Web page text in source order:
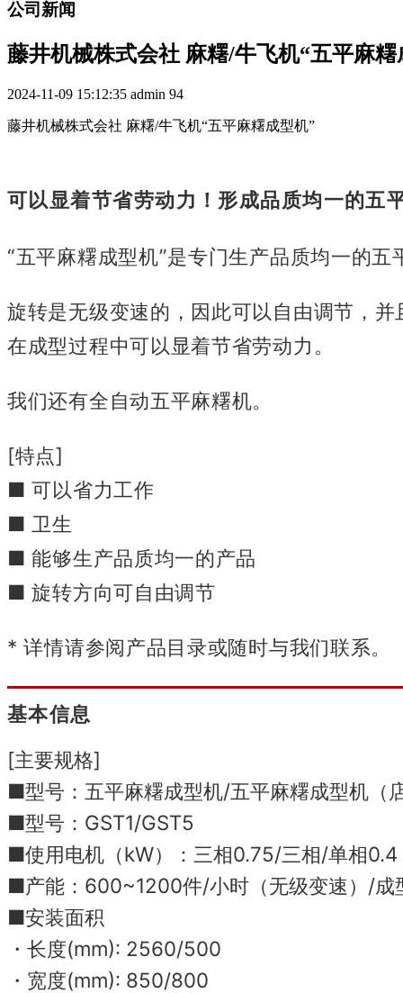
公司新闻
藤井机械株式会社 麻糬/牛飞机“五平麻糬
2024-11-09 15:12:35 admin 94
藤井机械株式会社 麻糬/牛飞机“五平麻糬成型机”
可以显着节省劳动力！形成品质均一的五
“五平麻糬成型机”是专门生产品质均一的五
旋转是无级变速的，因此可以自由调节，并
在成型过程中可以显着节省劳动力。
我们还有全自动五平麻糬机。
[特点]
■ 可以省力工作
■ 卫生
■ 能够生产品质均一的产品
■ 旋转方向可自由调节
* 详情请参阅产品目录或随时与我们联系。
基本信息
[主要规格]
■型号：五平麻糬成型机/五平麻糬成型机（
■型号：GST1/GST5
■使用电机（kW）：三相0.75/三相/单相0.4
■产能：600~1200件/小时（无级变速）/成
■安装面积
・长度(mm): 2560/500
・宽度(mm): 850/800